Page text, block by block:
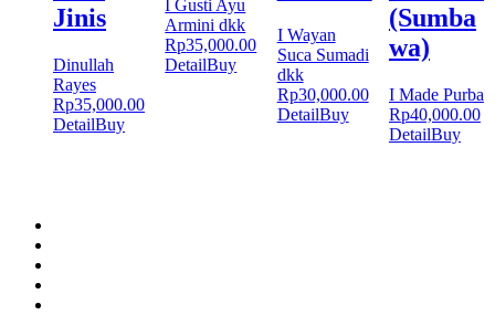
Jinis
Dinullah
Rayes
Rp35,000.00
DetailBuy
I Gusti Ayu
Armini dkk
Rp35,000.00
DetailBuy
I Wayan
Suca Sumadi
dkk
Rp30,000.00
DetailBuy
(Sumba
wa)
I Made Purba
Rp40,000.00
DetailBuy